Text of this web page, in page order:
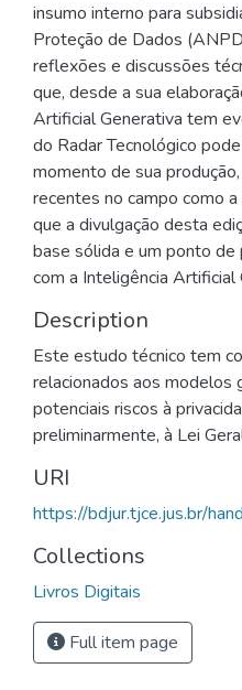
insumo interno para
Proteção de Dados
reflexões e discussões
que, desde a sua
Artificial Generativa tem
do Radar Tecnológico
momento de sua
recentes no campo como
que a divulgação desta
base sólida e um ponto
com a Inteligência
Description
Este estudo técnico tem
relacionados aos modelos
potenciais riscos à
preliminarmente, à Lei
URI
https://bdjur.tjce.jus.br/
Collections
Livros Digitais
Full item page